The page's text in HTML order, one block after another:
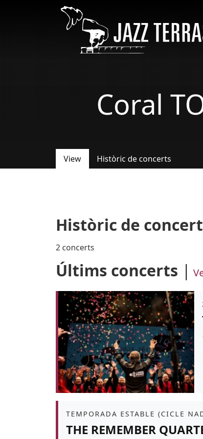
Skip to main content
Coral
Primary tabs
View Històric de concerts
Històric de
2 concerts
Últims concerts
Àmbit
TEMPORADA ESTABLE (CICLE
THE REMEMBER